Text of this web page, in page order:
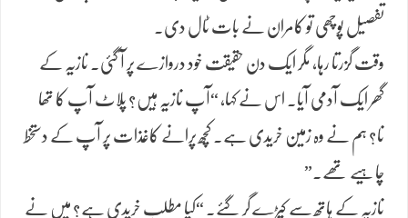
تفصیل پوچھی تو کامران نے بات ٹال دی۔
وقت گزرتا رہا، مگر ایک دن حقیقت خود دروازے پر آ گئی۔ نازیہ کے
گھر ایک آدمی آیا۔ اس نے کہا، “آپ نازیہ ہیں؟ پلاٹ آپ کا تھا
نا؟ ہم نے وہ زمین خریدی ہے۔ کچھ پرانے کاغذات پر آپ کے دستخط
چاہیے تھے۔”
نازیہ کے ہاتھ سے کپڑے گر گئے۔ “کیا مطلب خریدی ہے؟ میں نے